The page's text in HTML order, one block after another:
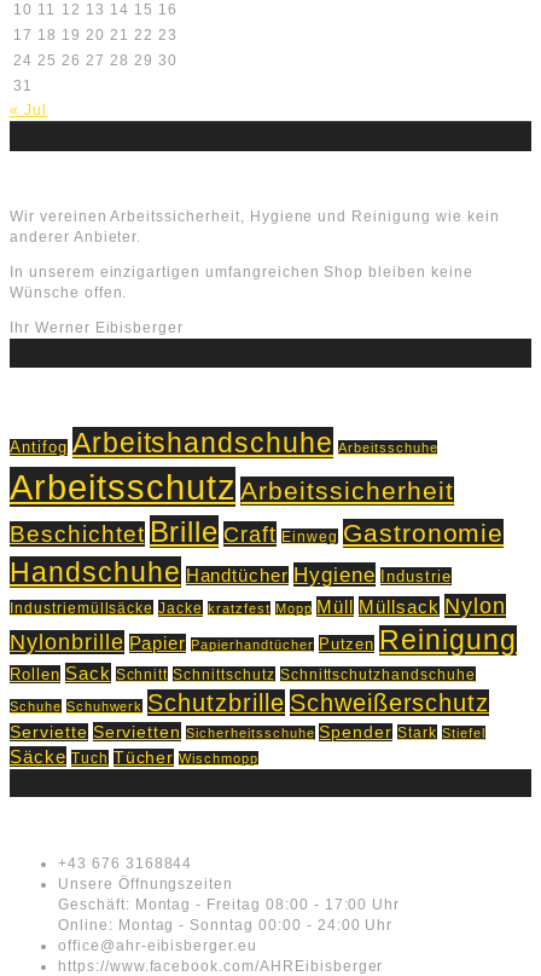
10 11 12 13 14 15 16
17 18 19 20 21 22 23
24 25 26 27 28 29 30
31
« Jul
Wir vereinen Arbeitssicherheit, Hygiene und Reinigung wie kein
anderer Anbieter.
In unserem einzigartigen umfangreichen Shop bleiben keine
Wünsche offen.
Ihr Werner Eibisberger
Antifog Arbeitshandschuhe Arbeitsschuhe
Arbeitsschutz Arbeitssicherheit
Beschichtet Brille Craft Einweg Gastronomie
Handschuhe Handtücher Hygiene Industrie
Industriemüllsäcke Jacke kratzfest Mopp Müll Müllsack Nylon
Nylonbrille Papier Papierhandtücher Putzen Reinigung
Rollen Sack Schnitt Schnittschutz Schnittschutzhandschuhe
Schuhe Schuhwerk Schutzbrille Schweißerschutz
Serviette Servietten Sicherheitsschuhe Spender Stark Stiefel
Säcke Tuch Tücher Wischmopp
+43 676 3168844
Unsere Öffnungszeiten
Geschäft: Montag - Freitag 08:00 - 17:00 Uhr
Online: Montag - Sonntag 00:00 - 24:00 Uhr
office@ahr-eibisberger.eu
https://www.facebook.com/AHREibisberger